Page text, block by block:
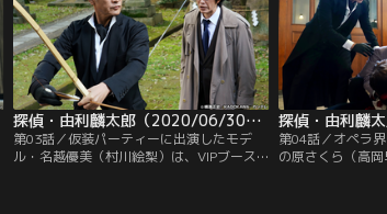
探偵・由利麟太郎（2020/06/30放送分）第03話
第03話／仮装パーティーに出演したモデ
ル・名越優美（村川絵梨）は、VIPブース
第04話／オペラ
の原さくら（高